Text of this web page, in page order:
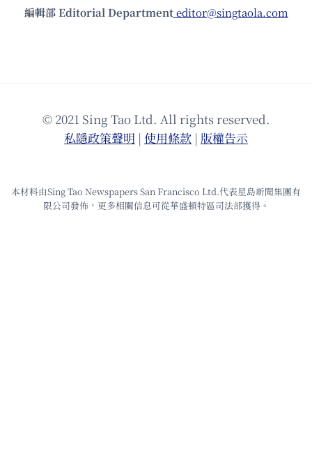
編輯部 Editorial Department editor@singtaola.com
© 2021 Sing Tao Ltd. All rights reserved.
私隱政策聲明 | 使⽤條款 | 版權告⽰
本材料由Sing Tao Newspapers San Francisco Ltd.代表星島新聞集團有
限公司發佈，更多相關信息可從華盛頓特區司法部獲得。